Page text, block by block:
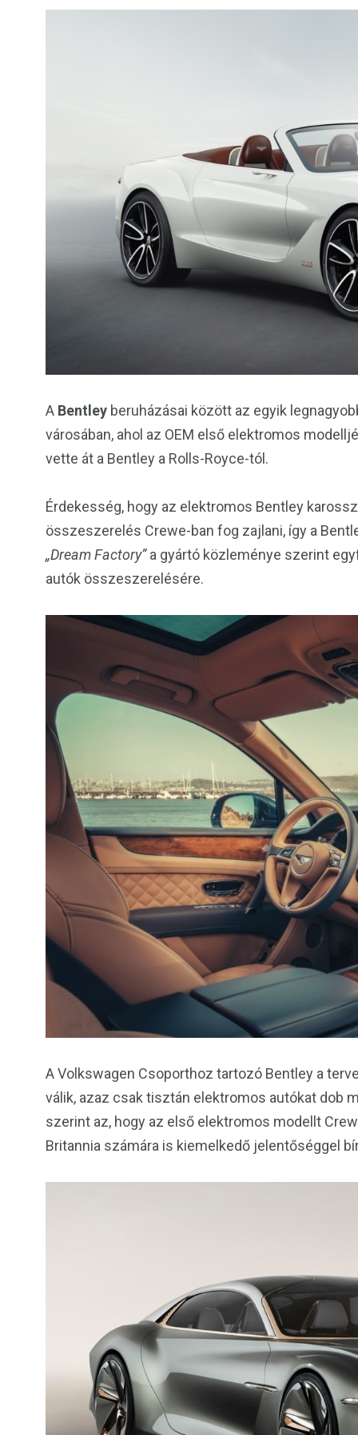
A Bentley beruházásai között az egyik
városában, ahol az OEM első elektromos
vette át a Bentley a Rolls-Royce-tól.
Érdekesség, hogy az elektromos Bentley
összeszerelés Crewe-ban fog zajlani, így a
„Dream Factory”a gyártó közleménye szerint
autók összeszerelésére.
A Volkswagen Csoporthoz tartozó Bentley a
válik, azaz csak tisztán elektromos autókat dob
szerint az, hogy az első elektromos modellt
Britannia számára is kiemelkedő jelentőséggel